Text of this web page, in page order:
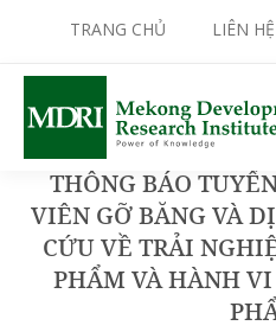
Skip
content
TRANG CHỦ LIÊN HỆ
THÔNG BÁO
VIÊN GỠ BĂNG VÀ
CỨU VỀ TRẢI
PHẨM VÀ HÀNH